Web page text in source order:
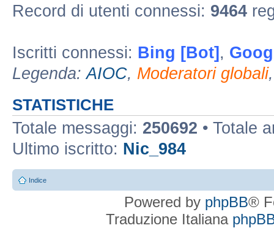
Record di utenti connessi: 9464
Iscritti connessi: Bing [Bot] ,
Legenda:AIOC, Moderatori globali
STATISTICHE
Totale messaggi: 250692 • Totale
Ultimo iscritto: Nic_984
Indice
Powered by phpBB®
Traduzione Italiana